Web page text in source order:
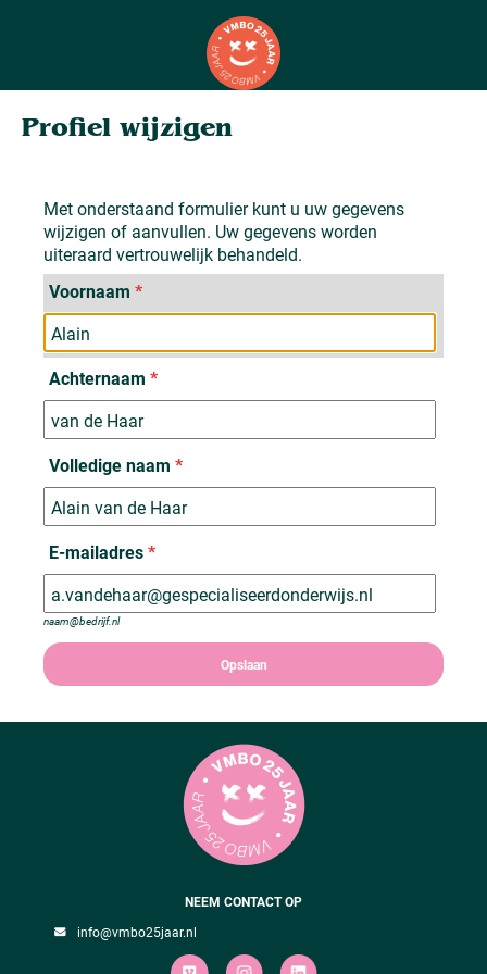
Profiel wijzigen
Met onderstaand formulier kunt u uw gegevens
wijzigen of aanvullen. Uw gegevens worden
uiteraard vertrouwelijk behandeld.
Voornaam *
Achternaam *
Volledige naam *
E-mailadres*
naam@bedrijf.nl
NEEM CONTACT OP
info@vmbo25jaar.nl